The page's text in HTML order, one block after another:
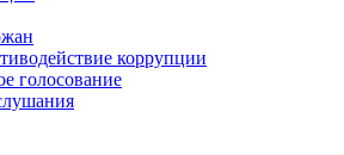
коррупции
голосование